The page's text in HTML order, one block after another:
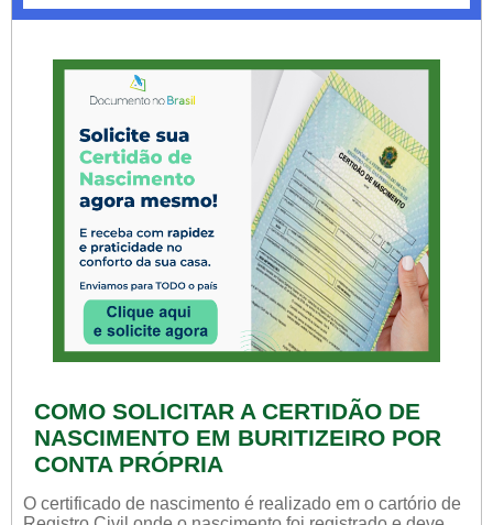
COMO SOLICITAR A CERTIDÃO DE
NASCIMENTO EM BURITIZEIRO POR
CONTA PRÓPRIA
O certificado de nascimento é realizado em o cartório de